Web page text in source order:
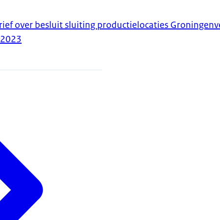
over besluit sluiting productielocaties